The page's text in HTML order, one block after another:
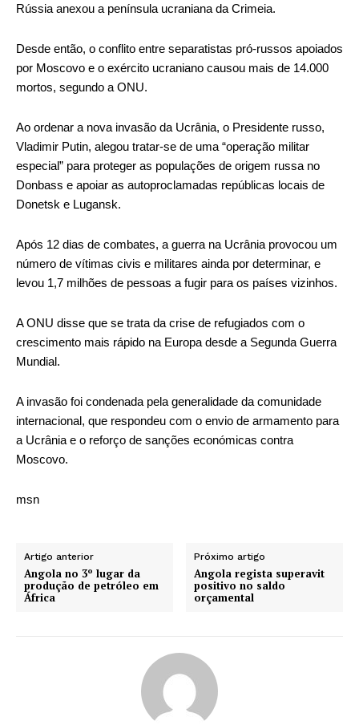
Rússia anexou a península ucraniana da Crimeia.
Desde então, o conflito entre separatistas pró-russos apoiados
por Moscovo e o exército ucraniano causou mais de 14.000
mortos, segundo a ONU.
Ao ordenar a nova invasão da Ucrânia, o Presidente russo,
Vladimir Putin, alegou tratar-se de uma “operação militar
especial” para proteger as populações de origem russa no
Donbass e apoiar as autoproclamadas repúblicas locais de
Donetsk e Lugansk.
Após 12 dias de combates, a guerra na Ucrânia provocou um
número de vítimas civis e militares ainda por determinar, e
levou 1,7 milhões de pessoas a fugir para os países vizinhos.
A ONU disse que se trata da crise de refugiados com o
crescimento mais rápido na Europa desde a Segunda Guerra
Mundial.
A invasão foi condenada pela generalidade da comunidade
internacional, que respondeu com o envio de armamento para
a Ucrânia e o reforço de sanções económicas contra
Moscovo.
msn
Artigo anterior
Angola no 3º lugar da
produção de petróleo em
África
Próximo artigo
Angola regista superavit
positivo no saldo
orçamental